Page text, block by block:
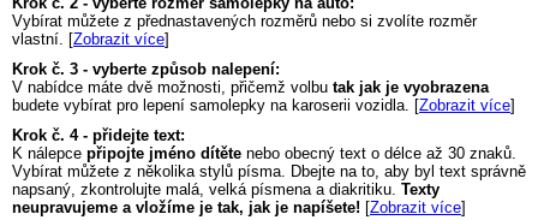
Vybírat můžete z přednastavených rozměrů nebo si zvolíte rozměr
vlastní. [Zobrazit více]
Krok č. 3 - vyberte způsob nalepení:
V nabídce máte dvě možnosti, přičemž volbu tak jak je vyobrazena
budete vybírat pro lepení samolepky na karoserii vozidla. [Zobrazit více]
Krok č. 4 - přidejte text:
K nálepce připojte jméno dítěte nebo obecný text o délce až 30 znaků.
Vybírat můžete z několika stylů písma. Dbejte na to, aby byl text správně
napsaný, zkontrolujte malá, velká písmena a diakritiku. Texty
neupravujeme a vložíme je tak, jak je napíšete! [Zobrazit více]